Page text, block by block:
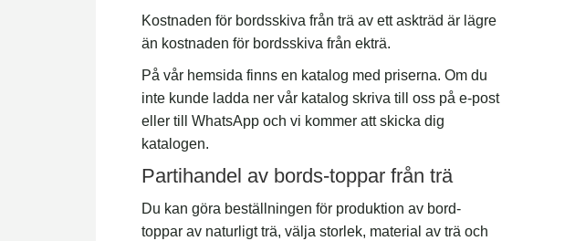
Kostnaden för bordsskiva från trä av ett askträd är lägre
än kostnaden för bordsskiva från ekträ.
På vår hemsida finns en katalog med priserna. Om du
inte kunde ladda ner vår katalog skriva till oss på e-post
eller till WhatsApp och vi kommer att skicka dig
katalogen.
Partihandel av bords-toppar från trä
Du kan göra beställningen för produktion av bord-
toppar av naturligt trä, välja storlek, material av trä och